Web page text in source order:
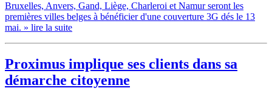
Bruxelles, Anvers, Gand, Liège, Charleroi et Namur seront les
premières villes belges à bénéficier d'une couverture 3G dés le 13
mai. » lire la suite
Proximus implique ses clients dans sa
démarche citoyenne